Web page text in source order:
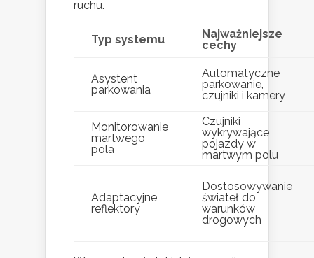
ruchu.
Typ systemu
Najważniejsze
cechy
Asystent
parkowania
Automatyczne
parkowanie,
czujniki i kamery
Monitorowanie
martwego
pola
Czujniki
wykrywające
pojazdy w
martwym polu
Adaptacyjne
reflektory
Dostosowywanie
świateł do
warunków
drogowych